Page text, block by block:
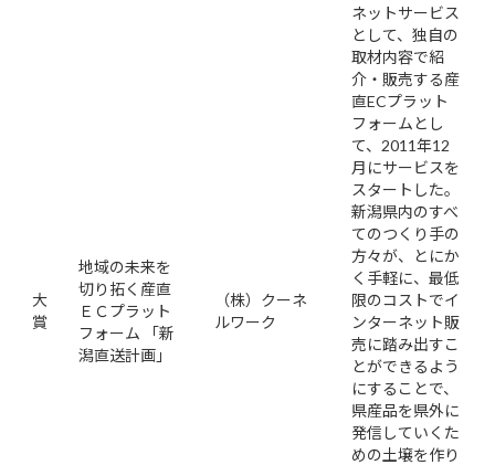
大
賞
地域の未来を
切り拓く産直
ＥＣプラット
フォーム 「新
潟直送計画」
（株）クーネ
ルワーク
ネットサービス
として、独自の
取材内容で紹
介・販売する産
直ECプラット
フォームとし
て、2011年12
月にサービスを
スタートした。
新潟県内のすべ
てのつくり手の
方々が、とにか
く手軽に、最低
限のコストでイ
ンターネット販
売に踏み出すこ
とができるよう
にすることで、
県産品を県外に
発信していくた
めの土壌を作り